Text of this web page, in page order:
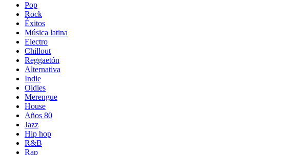
Pop
Rock
Éxitos
Música latina
Electro
Chillout
Reggaetón
Alternativa
Indie
Oldies
Merengue
House
Años 80
Jazz
Hip hop
R&B
Rap